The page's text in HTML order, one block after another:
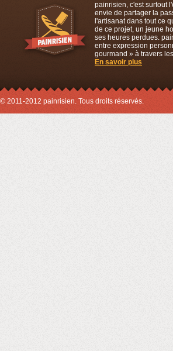
painrisien, c'est surtout
envie de partager la
l'artisanat dans tout ce
de ce projet, un jeune
ses heures perdues.
entre expression
gourmand » à travers
En savoir plus
© 2011-2012 painrisien. Tous droits réservés.